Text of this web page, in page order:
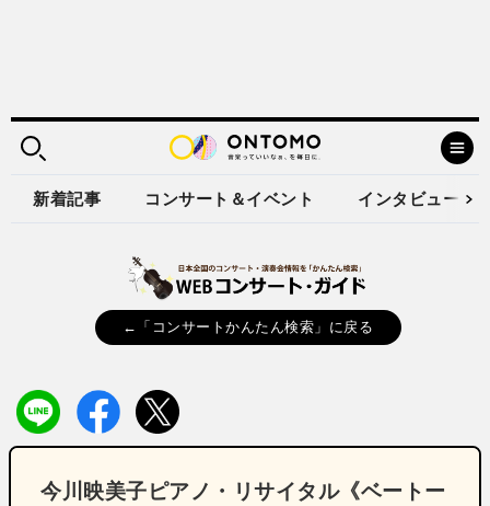
新着記事 コンサート＆イベント インタビュー
←「コンサートかんたん検索」に戻る
今川映美子ピアノ・リサイタル《ベートー